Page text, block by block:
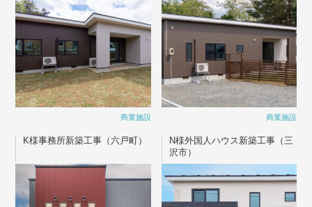
商業施設 商業施設
K様事務所新築工事（六戸町）
N様外国人ハウス新築工事（三
沢市）